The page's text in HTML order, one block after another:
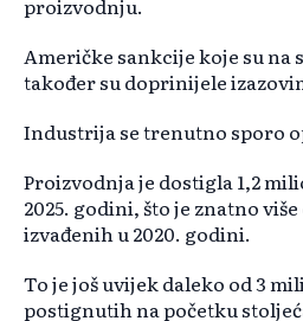
proizvodnju.
Američke sankcije koje su na
također su doprinijele
Industrija se trenutno sporo
Proizvodnja je dostigla 1,2
2025. godini, što je znatno
izvađenih u 2020. godini.
To je još uvijek daleko od 3
postignutih na početku